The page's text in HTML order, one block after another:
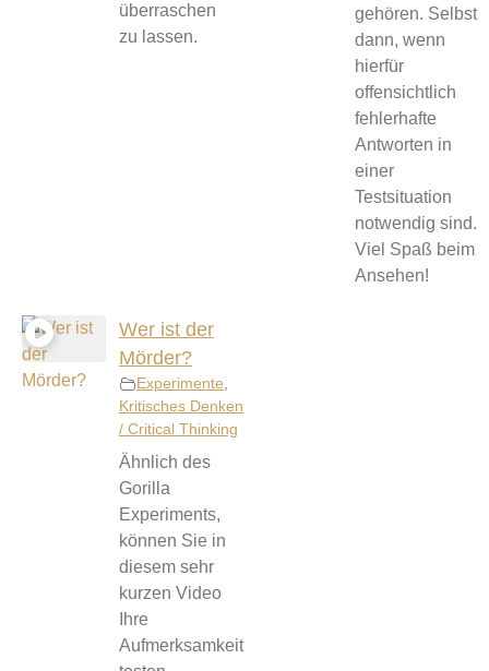
überraschen
zu lassen.
gehören. Selbst
dann, wenn
hierfür
offensichtlich
fehlerhafte
Antworten in
einer
Testsituation
notwendig sind.
Viel Spaß beim
Ansehen!
Wer ist der
Mörder?
Experimente
Kritisches Denken
/ Critical Thinking
Ähnlich des
Gorilla
Experiments,
können Sie in
diesem sehr
kurzen Video
Ihre
Aufmerksamkeit